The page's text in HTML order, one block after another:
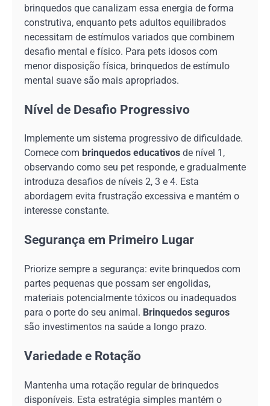
brinquedos que canalizam essa energia de forma
construtiva, enquanto pets adultos equilibrados
necessitam de estímulos variados que combinem
desafio mental e físico. Para pets idosos com
menor disposição física, brinquedos de estímulo
mental suave são mais apropriados.
Nível de Desafio Progressivo
Implemente um sistema progressivo de dificuldade.
Comece com brinquedos educativos de nível 1,
observando como seu pet responde, e gradualmente
introduza desafios de níveis 2, 3 e 4. Esta
abordagem evita frustração excessiva e mantém o
interesse constante.
Segurança em Primeiro Lugar
Priorize sempre a segurança: evite brinquedos com
partes pequenas que possam ser engolidas,
materiais potencialmente tóxicos ou inadequados
para o porte do seu animal. Brinquedos seguros
são investimentos na saúde a longo prazo.
Variedade e Rotação
Mantenha uma rotação regular de brinquedos
disponíveis. Esta estratégia simples mantém o